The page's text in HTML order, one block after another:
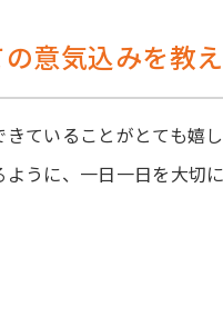
意気込みを教え
ていることがとても嬉し
うに、一日一日を大切